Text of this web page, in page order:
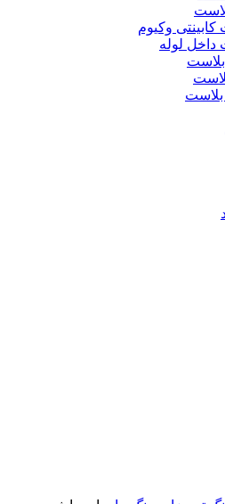
وکیوم
داخل لوله